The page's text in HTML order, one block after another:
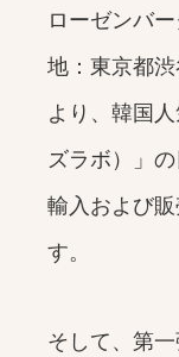
ローゼンバ
地：東京都
より、韓国
ズラボ）」
輸入および販
す。
そして、第